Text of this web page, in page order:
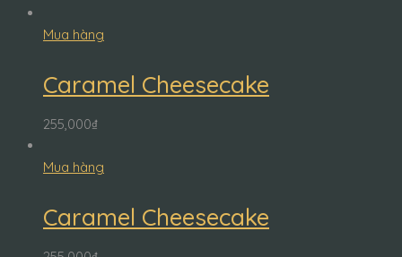
Mua hàng
Caramel Cheesecake
255,000₫
Mua hàng
Caramel Cheesecake